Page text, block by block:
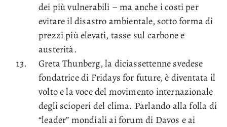
dei più vulnerabili – ma anche i costi per
evitare il disastro ambientale, sotto forma di
prezzi più elevati, tasse sul carbone e
austerità.
Greta Thunberg, la diciassettenne svedese
fondatrice di Fridays for future, è diventata il
volto e la voce del movimento internazionale
degli scioperi del clima. Parlando alla folla di
“leader” mondiali ai forum di Davos e ai